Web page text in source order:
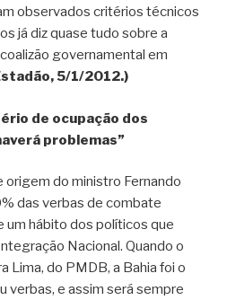
observados critérios técnicos
já diz quase tudo sobre a
governamental em
5/1/2012.)
de ocupação dos
problemas”
origem do ministro Fernando
das verbas de combate
hábito dos políticos que
Nacional. Quando o
Lima, do PMDB, a Bahia foi o
verbas, e assim será sempre